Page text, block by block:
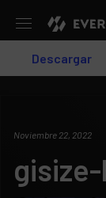
Login
Descargar
Noviembre 22, 2022